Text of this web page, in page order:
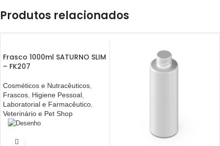
Produtos relacionados
Frasco 1000ml SATURNO SLIM
– FK207
Cosméticos e Nutracêuticos
Frascos Higiene Pessoal
Laboratorial e Farmacêutico
Veterinário e Pet Shop